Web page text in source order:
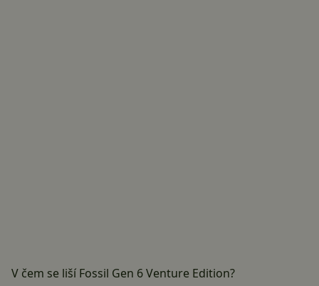
V čem se liší Fossil Gen 6 Venture Edition?